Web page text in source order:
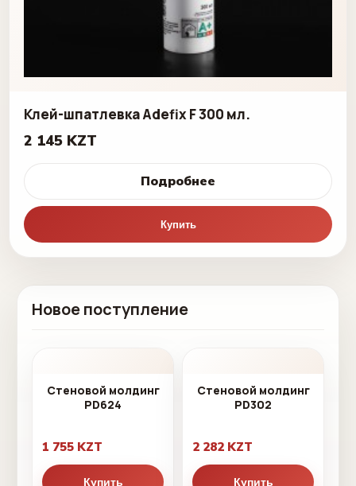
Клей-шпатлевка Adefix F 300 мл.
2 145 KZT
Подробнее
Купить
Новое поступление
Стеновой молдинг
PD624
1 755 KZT
Купить
Стеновой молдинг
PD302
2 282 KZT
Купить